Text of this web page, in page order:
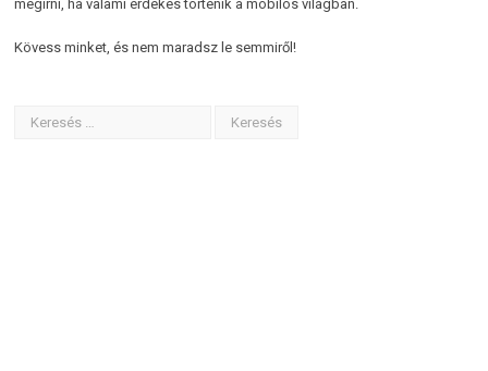
megírni, ha valami érdekes történik a mobilos világban.
Kövess minket, és nem maradsz le semmiről!